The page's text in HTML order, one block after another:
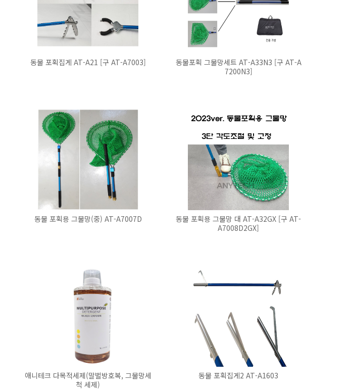
동물 포획집게 AT-A21 [구 AT-A7003]
동물포획 그물망세트 AT-A33N3 [구 AT-A
7200N3]
동물 포획용 그물망(중) AT-A7007D
동물 포획용 그물망 대 AT-A32GX [구 AT-
A7008D2GX]
애니테크 다목적세제(말벌방호복, 그물망세
척 세제)
동물 포획집게2 AT-A1603